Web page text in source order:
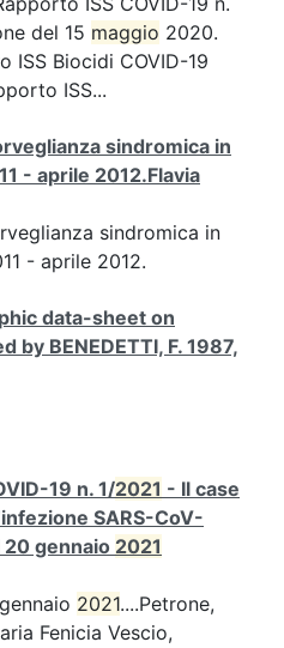
del 15 maggio 2020.
ISS Biocidi COVID-19
ISS...
sindromica in
- aprile 2012.Flavia
sindromica in
- aprile 2012.
data-sheet on
by BENEDETTI, F. 1987,
19 n. 1/2021 - Il case
SARS-CoV-
gennaio 2021
2021....Petrone,
Fenicia Vescio,